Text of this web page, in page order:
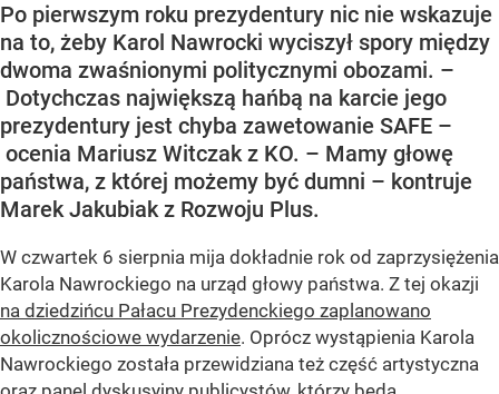
Po pierwszym roku prezydentury nic nie wskazuje
na to, żeby Karol Nawrocki wyciszył spory między
dwoma zwaśnionymi politycznymi obozami. –
Dotychczas największą hańbą na karcie jego
prezydentury jest chyba zawetowanie SAFE –
ocenia Mariusz Witczak z KO. – Mamy głowę
państwa, z której możemy być dumni – kontruje
Marek Jakubiak z Rozwoju Plus.
W czwartek 6 sierpnia mija dokładnie rok od zaprzysiężenia
Karola Nawrockiego na urząd głowy państwa. Z tej okazji
na dziedzińcu Pałacu Prezydenckiego zaplanowano
okolicznościowe wydarzenie. Oprócz wystąpienia Karola
Nawrockiego została przewidziana też część artystyczna